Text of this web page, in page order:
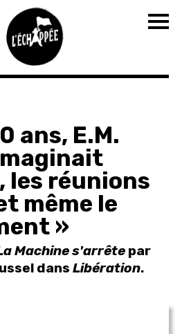
ans, E.M.
réunions
même le
»
Machine s'arrête par
dans Libération.